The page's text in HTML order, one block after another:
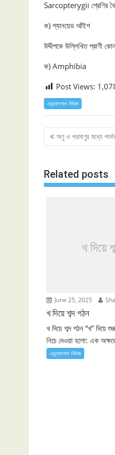
Sarcopterygii শ্রেণির
ক) গ্যানয়েড আঁইশ
উদ্দীপকে উল্লিখিত প্রাণী
ক) Amphibia
Post Views:
এডুকেশনাল নিউজ
Post
navigation
অণু ও পরমাণুর মধ্যে
Related posts
খ দিয়ে
June 25, 2025
খ দিয়ে শব্দ গঠন
খ দিয়ে শব্দ গঠন “খ” দিয়ে
নিচে দেওয়া হলো: এক
এডুকেশনাল নিউজ